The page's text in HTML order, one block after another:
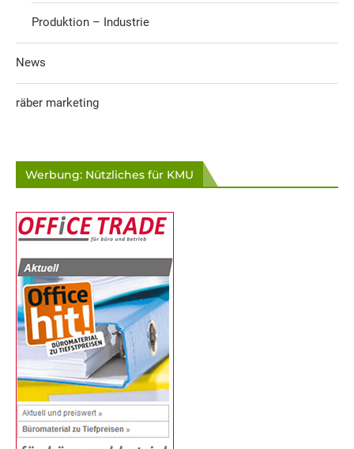
Produktion – Industrie
News
räber marketing
Werbung: Nützliches für KMU